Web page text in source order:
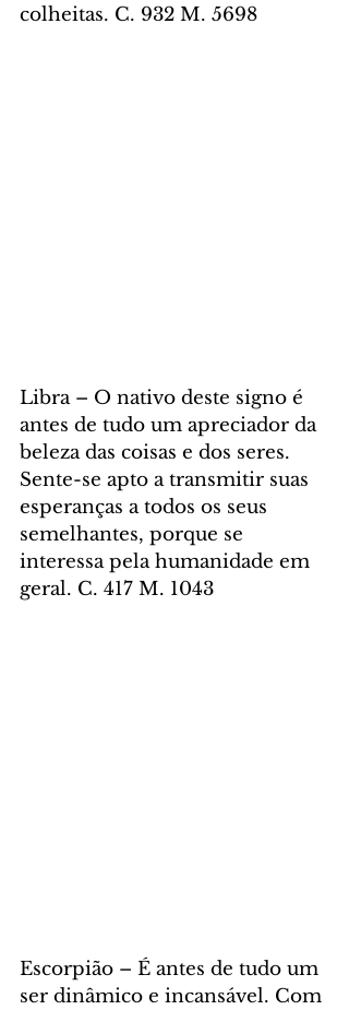
colheitas. C. 932 M. 5698
Libra – O nativo deste signo é
antes de tudo um apreciador da
beleza das coisas e dos seres.
Sente-se apto a transmitir suas
esperanças a todos os seus
semelhantes, porque se
interessa pela humanidade em
geral. C. 417 M. 1043
Escorpião – É antes de tudo um
ser dinâmico e incansável. Com